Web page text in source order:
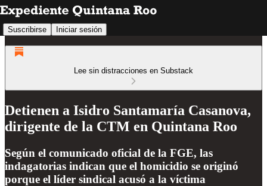
Suscribirse Iniciar sesión
Lee sin distracciones en Substack
Detienen a Isidro Santamaría Casanova,
dirigente de la CTM en Quintana Roo
Según el comunicado oficial de la FGE, las
indagatorias indican que el homicidio se originó
porque el líder sindical acusó a la víctima